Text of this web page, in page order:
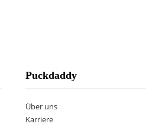
Puckdaddy
Über uns
Karriere